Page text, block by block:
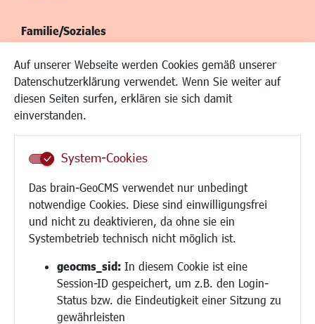
Auf unserer Webseite werden Cookies gemäß unserer
Datenschutzerklärung verwendet. Wenn Sie weiter auf
diesen Seiten surfen, erklären sie sich damit
einverstanden.
System-Cookies
Das brain-GeoCMS verwendet nur unbedingt
notwendige Cookies. Diese sind einwilligungsfrei
und nicht zu deaktivieren, da ohne sie ein
Systembetrieb technisch nicht möglich ist.
geocms_sid: In diesem Cookie ist eine
Session-ID gespeichert, um z.B. den Login-
Status bzw. die Eindeutigkeit einer Sitzung zu
gewährleisten
Familie/Soziales
Kinderbetreuung
Kinder und Jugend
Institutionen für Familien
Frauen
Schule
Demokratie leben
Ukrainehilfe
Hilfe für Geflüchtete
Religion
Bauen/Umwelt/Mobilität
Bebauungsplanung